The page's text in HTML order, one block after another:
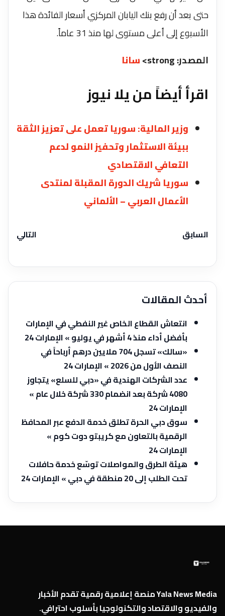
حتى بعد أن رفع بنك اليابان المركزي أسعار الفائدة هذا
الأسبوع إلى أعلى مستوى لها منذ 31 عاماً.
المصدر: strong>
سانا
اقرأ أيضاً من يلا نيوز
وزير المالية: سوريا تعمل على تعزيز الثقة
ببيئة الاستثمار وتحفيز النمو لدعم
التعافي الاقتصادي
سوريا شريك الدورة المقبلة لمنتدى
الأعمال العربي – الألماني
السابق التالي
أحدث المقالات
انتعاش القطاع الخاص غير النفطي في الإمارات
بأفضل أداء منذ 4 أشهر في يوليو » الإمارات 24
«سالك» تسجل 704 ملايين درهم أرباحاً في
النصف الأول من 2026 » الإمارات 24
عدد الشركات الهندية في «دبي للسلع» يتجاوز
4080 شركة بعد انضمام 330 شركة خلال عام »
الإمارات 24
سوق دبي الحرة تطلق خدمة الدفع عبر المحافظ
الرقمية بالتعاون مع كريبتو دوت كوم »
الإمارات 24
هيئة الطرق والمواصلات توسّع خدمة حافلات
تحت الطلب إلى 20 منطقة في دبي » الإمارات 24
Yala News Media منصة إعلامية رقمية تقدم الأخبار
والفيديو والاقتصاد والتكنولوجيا بأسلوب احترافي.